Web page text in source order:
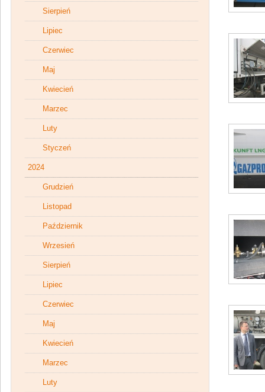
Sierpień
Lipiec
Czerwiec
Maj
Kwiecień
Marzec
Luty
Styczeń
2024
Grudzień
Listopad
Październik
Wrzesień
Sierpień
Lipiec
Czerwiec
Maj
Kwiecień
Marzec
Luty